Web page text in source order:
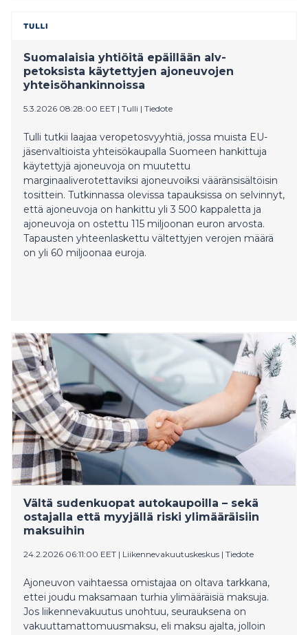
Suomalaisia yhtiöitä epäillään alv-
petoksista käytettyjen ajoneuvojen
yhteisöhankinnoissa
5.3.2026 08:28:00 EET | Tulli | Tiedote
Tulli tutkii laajaa veropetosvyyhtiä, jossa muista EU-
jäsenvaltioista yhteisökaupalla Suomeen hankittuja
käytettyjä ajoneuvoja on muutettu
marginaaliverotettaviksi ajoneuvoiksi vääränsisältöisin
tosittein. Tutkinnassa olevissa tapauksissa on selvinnyt,
että ajoneuvoja on hankittu yli 3 500 kappaletta ja
ajoneuvoja on ostettu 115 miljoonan euron arvosta.
Tapausten yhteenlaskettu vältettyjen verojen määrä
on yli 60 miljoonaa euroja.
Vältä sudenkuopat autokaupoilla – sekä
ostajalla että myyjällä riski ylimääräisiin
maksuihin
24.2.2026 06:11:00 EET | Liikennevakuutuskeskus | Tiedote
Ajoneuvon vaihtaessa omistajaa on oltava tarkkana,
ettei joudu maksamaan turhia ylimääräisiä maksuja.
Jos liikennevakuutus unohtuu, seurauksena on
vakuuttamattomuusmaksu, eli maksu ajalta, jolloin